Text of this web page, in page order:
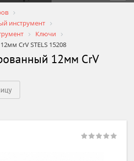
инструмент
Ключи
CrV STELS 15208
12мм CrV